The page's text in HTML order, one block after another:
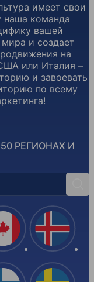
РЕГИОНАХ И
имеет свои
наша команда
вашей
и создает
на
или Италия –
и завоевать
по всему
Канада